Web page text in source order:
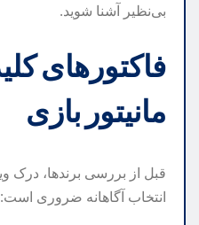
بی‌نظیر آشنا شوید.
فاکتورهای
مانیتور بازی
قبل از بررسی برندها، درک
انتخاب آگاهانه ضروری است: